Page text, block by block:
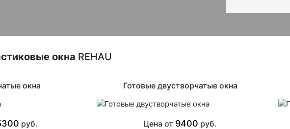
окна REHAU
окна
руб.
Готовые двустворчатые окна
Цена от 9400 руб.